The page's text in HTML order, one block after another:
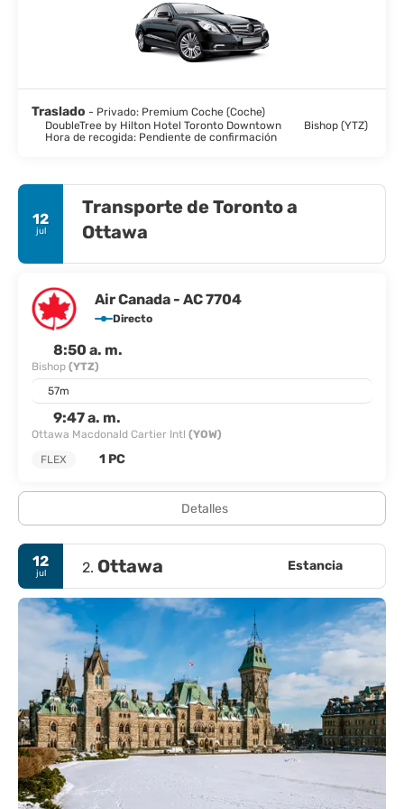
Traslado - Privado: Premium Coche (Coche)
DoubleTree by Hilton Hotel Toronto Downtown
Bishop (YTZ)
Hora de recogida: Pendiente de confirmación
12
jul
Transporte de Toronto a
Ottawa
Air Canada - AC 7704
Directo
8:50 a. m.
Bishop (YTZ)
57m
9:47 a. m.
Ottawa Macdonald Cartier Intl (YOW)
FLEX
1 PC
Detalles
12
jul 2. Ottawa Estancia